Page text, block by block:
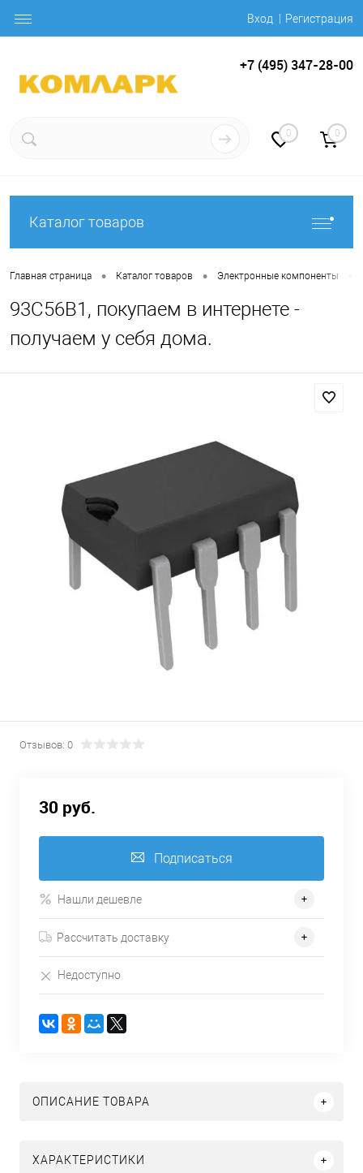
Вход Регистрация
+7 (495) 347-28-00
0 0
Каталог товаров
Главная страница • Каталог товаров • Электронные компоненты
93C56B1, покупаем в интернете -
получаем у себя дома.
Отзывов: 0
30 руб.
Подписаться
Нашли дешевле
Рассчитать доставку
Недоступно
ОПИСАНИЕ ТОВАРА
ХАРАКТЕРИСТИКИ